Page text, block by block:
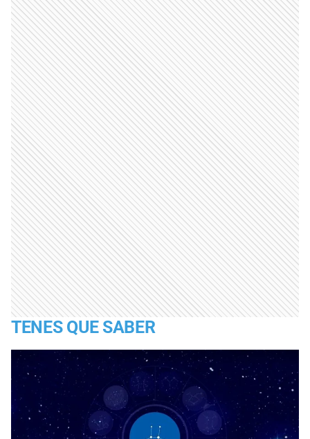
TENES QUE SABER